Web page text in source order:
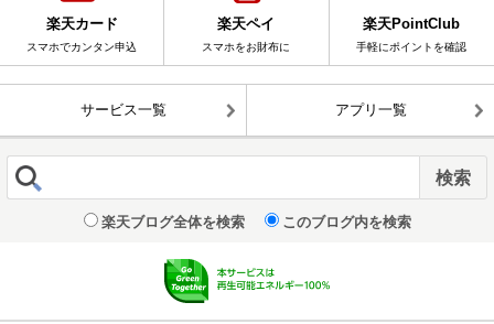
楽天カード
スマホでカンタン申込
楽天ペイ
スマホをお財布に
楽天PointClub
手軽にポイントを確認
サービス一覧 アプリ一覧
楽天ブログ全体を検索 このブログ内を検索